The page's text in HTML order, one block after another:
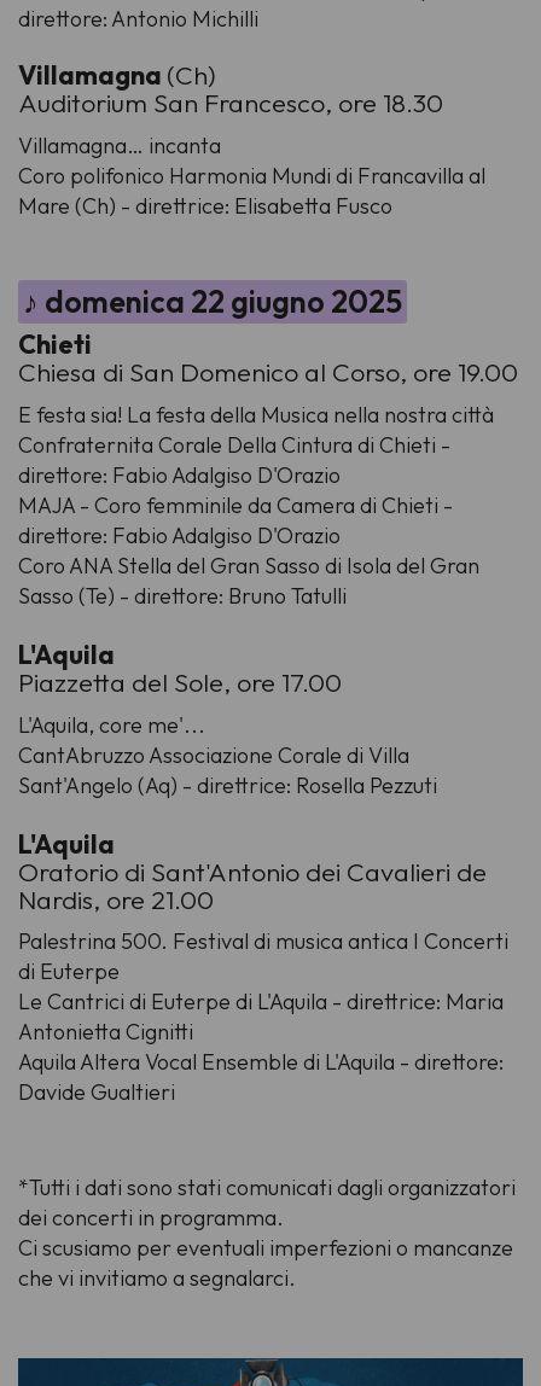
direttore: Antonio Michilli
Villamagna (Ch)
Auditorium San Francesco, ore 18.30
Villamagna… incanta
Coro polifonico Harmonia Mundi di Francavilla al
Mare (Ch) - direttrice: Elisabetta Fusco
♪ domenica 22 giugno 2025
Chieti
Chiesa di San Domenico al Corso, ore 19.00
E festa sia! La festa della Musica nella nostra città
Confraternita Corale Della Cintura di Chieti -
direttore: Fabio Adalgiso D'Orazio
MAJA - Coro femminile da Camera di Chieti -
direttore: Fabio Adalgiso D'Orazio
Coro ANA Stella del Gran Sasso di Isola del Gran
Sasso (Te) - direttore: Bruno Tatulli
L'Aquila
Piazzetta del Sole, ore 17.00
L'Aquila, core me'...
CantAbruzzo Associazione Corale di Villa
Sant'Angelo (Aq) - direttrice: Rosella Pezzuti
L'Aquila
Oratorio di Sant'Antonio dei Cavalieri de
Nardis, ore 21.00
Palestrina 500. Festival di musica antica I Concerti
di Euterpe
Le Cantrici di Euterpe di L'Aquila - direttrice: Maria
Antonietta Cignitti
Aquila Altera Vocal Ensemble di L'Aquila - direttore:
Davide Gualtieri
*Tutti i dati sono stati comunicati dagli organizzatori
dei concerti in programma.
Ci scusiamo per eventuali imperfezioni o mancanze
che vi invitiamo a segnalarci.